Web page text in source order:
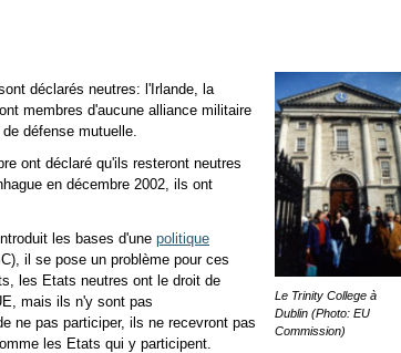
Le Trinity College à
Dublin (Photo: EU
Commission)
déclarés neutres: l'Irlande, la
membres d'aucune alliance militaire
défense mutuelle.
ont déclaré qu'ils resteront neutres
en décembre 2002, ils ont
les bases d'une politique
il se pose un problème pour ces
les Etats neutres ont le droit de
mais ils n'y sont pas
ne pas participer, ils ne recevront pas
les Etats qui y participent.